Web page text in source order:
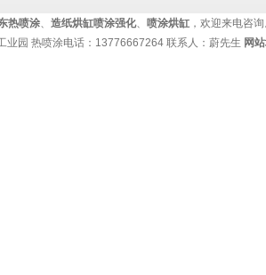
热喷涂、 造纸烘缸喷涂强化、 喷涂烘缸 ，欢迎来电咨
业园 热喷涂电话：13776667264 联系人：蔚先生 网